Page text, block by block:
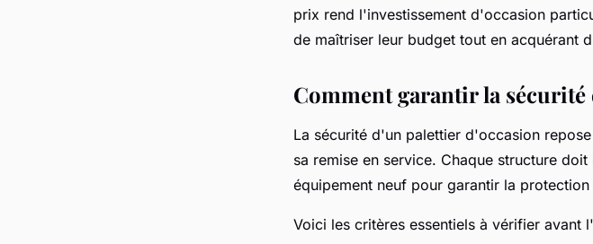
prix rend l'investissement d'occasion
de maîtriser leur budget tout en acquérant
Comment garantir la
La sécurité d'un palettier d'occasion
sa remise en service. Chaque structure
équipement neuf pour garantir la
Voici les critères essentiels à vérifier avant